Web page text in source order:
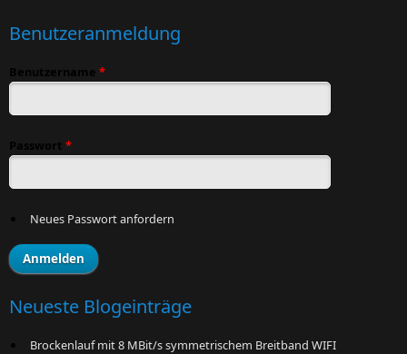
Benutzeranmeldung
Benutzername *
Passwort *
Neues Passwort anfordern
Neueste Blogeinträge
Brockenlauf mit 8 MBit/s symmetrischem Breitband WIFI